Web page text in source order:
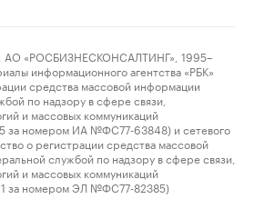
«РОСБИЗНЕСКОНСАЛТИНГ», 1995–
информационного агентства «РБК»
средства массовой информации
по надзору в сфере связи,
и массовых коммуникаций
за номером ИА №ФС77-63848) и сетевого
о регистрации средства массовой
службой по надзору в сфере связи,
и массовых коммуникаций
за номером ЭЛ №ФС77-82385)